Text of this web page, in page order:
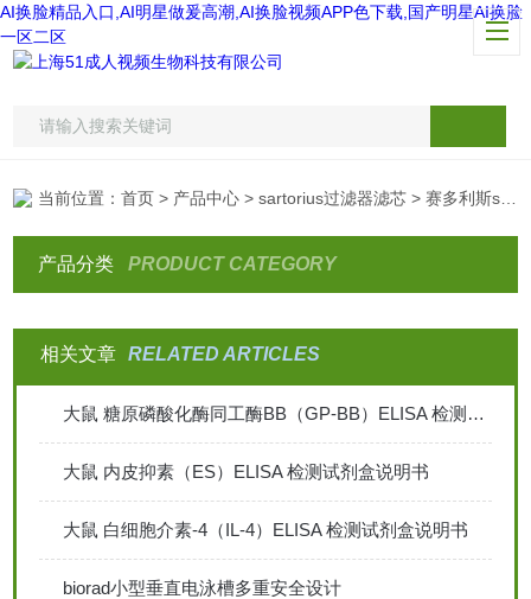
AI换脸精品入口,AI明星做爰高潮,AI换脸视频APP色下载,国产明星AI换脸
一区二区
当前位置：首页 > 产品中心 >sartorius过滤器滤芯 > 赛多利斯sartorius超纯水机终端过滤器
产品分类 PRODUCT CATEGORY
相关文章 RELATED ARTICLES
大鼠 糖原磷酸化酶同工酶BB（GP-BB）ELISA 检测试剂盒说明
大鼠 内皮抑素（ES）ELISA 检测试剂盒说明书
大鼠 白细胞介素-4（IL-4）ELISA 检测试剂盒说明书
biorad小型垂直电泳槽多重安全设计